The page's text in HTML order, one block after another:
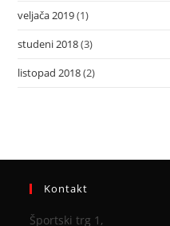
veljača 2019(1)
studeni 2018(3)
listopad 2018(2)
Kontakt
Športski trg 1,